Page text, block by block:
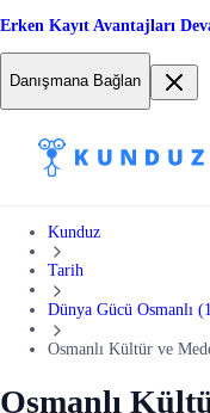
Erken Kayıt Avantajları
Danışmana Bağlan
Kunduz
Tarih
Dünya Gücü Osmanlı
Osmanlı Kültür ve
Osmanlı